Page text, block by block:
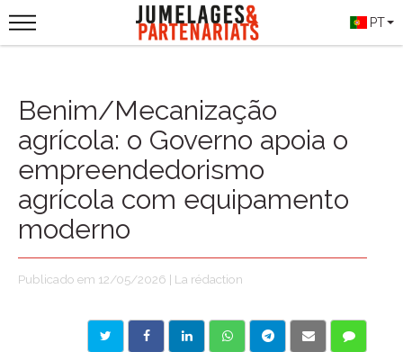
PT
Benim/Mecanização
agrícola: o Governo apoia o
empreendedorismo
agrícola com equipamento
moderno
Publicado em 12/05/2026 | La rédaction